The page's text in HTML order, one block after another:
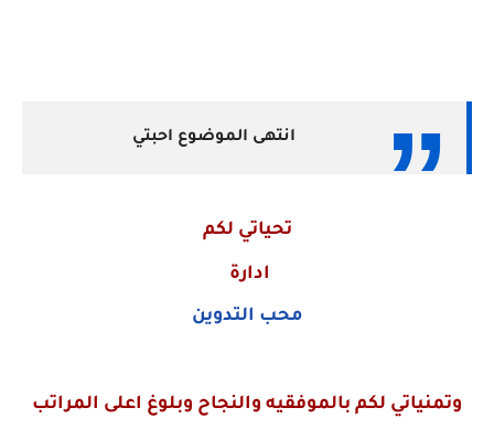
انتهى الموضوع احبتي
تحياتي لكم
ادارة
محب التدوين
وتمنياتي لكم بالموفقيه والنجاح وبلوغ اعلى المراتب